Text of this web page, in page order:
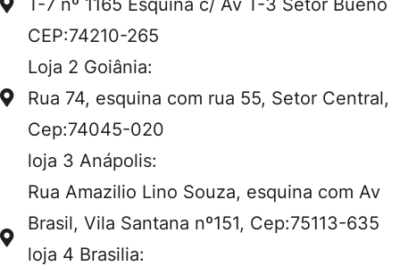
CEP:74210-265
Loja 2 Goiânia:
Rua 74, esquina com rua 55, Setor Central,
Cep:74045-020
loja 3 Anápolis:
Rua Amazilio Lino Souza, esquina com Av
Brasil, Vila Santana nº151, Cep:75113-635
loja 4 Brasilia: